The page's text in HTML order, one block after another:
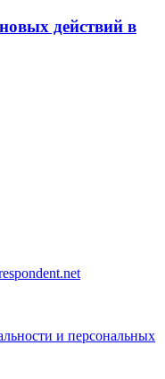
действий в
и персональных